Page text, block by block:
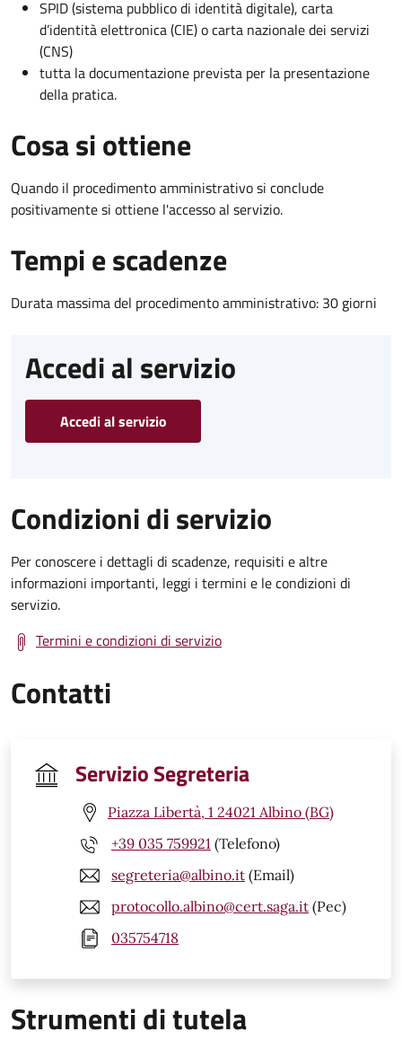
SPID (sistema pubblico di identità digitale), carta
d’identità elettronica (CIE) o carta nazionale dei servizi
(CNS)
tutta la documentazione prevista per la presentazione
della pratica.
Cosa si ottiene
Quando il procedimento amministrativo si conclude
positivamente si ottiene l'accesso al servizio.
Tempi e scadenze
Durata massima del procedimento amministrativo: 30 giorni
Accedi al servizio
Accedi al servizio
Condizioni di servizio
Per conoscere i dettagli di scadenze, requisiti e altre
informazioni importanti, leggi i termini e le condizioni di
servizio.
Termini e condizioni di servizio
Contatti
Servizio Segreteria
Piazza Libertà, 1 24021 Albino (BG)
+39 035 759921 (Telefono)
segreteria@albino.it (Email)
protocollo.albino@cert.saga.it (Pec)
035754718
Strumenti di tutela